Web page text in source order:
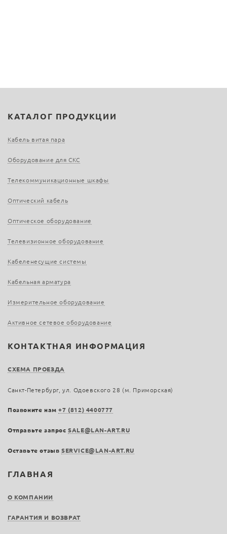
ГЛАВНАЯ
О КОМПАНИИ
ГАРАНТИЯ И ВОЗВРАТ
КАТАЛОГ ПРОДУКЦИИ
Кабель витая пара
Оборудование для СКС
Телекоммуникационные шкафы
Оптический кабель
Оптическое оборудование
Телевизионное оборудование
Кабеленесущие системы
Кабельная арматура
Измерительное оборудование
Активное сетевое оборудование
КОНТАКТНАЯ ИНФОРМАЦИЯ
СХЕМА ПРОЕЗДА
Санкт-Петербург, ул. Одоевского 28 (м. Приморская)
Позвоните нам+7 (812) 4400777
Отправьте запросSALE@LAN-ART.RU
Оставьте отзыв SERVICE@LAN-ART.RU